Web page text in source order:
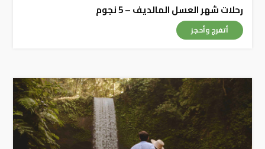
رحلات شهر العسل المالديف – 5 نجوم
أتفرج وأحجز